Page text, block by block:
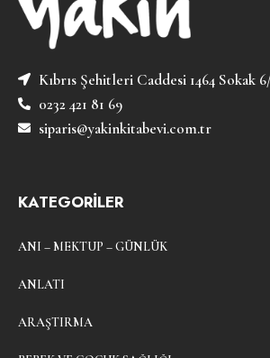
Kıbrıs Şehitleri Caddesi 1464 Sokak
0232 421 81 69
siparis@yakinkitabevi.com.tr
KATEGORİLER
ANI – MEKTUP – GÜNLÜK
ANLATI
ARAŞTIRMA